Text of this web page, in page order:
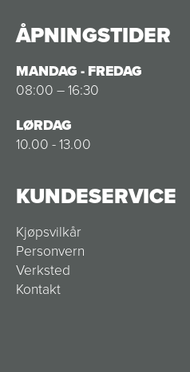
ÅPNINGSTIDER
MANDAG - FREDAG
08:00 – 16:30
LØRDAG
10.00 - 13.00
KUNDESERVICE
Kjøpsvilkår
Personvern
Verksted
Kontakt